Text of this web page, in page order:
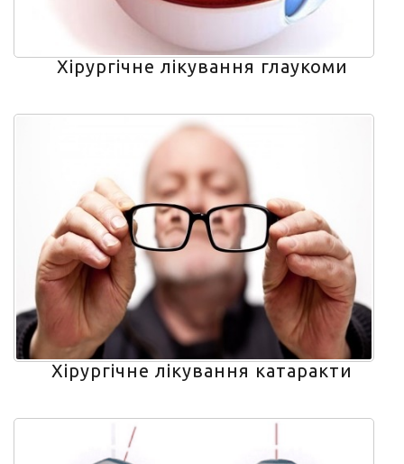
Хірургічне лікування глаукоми
Хірургічне лікування катаракти